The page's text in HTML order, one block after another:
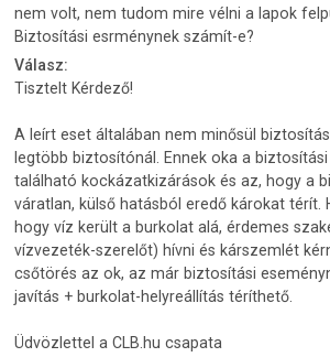
nem volt, nem tudom mire vélni a lapok
Biztosítási esrménynek számít-e?
Válasz:
Tisztelt Kérdező!
A leírt eset általában nem minősül
legtöbb biztosítónál. Ennek oka a
található kockázatkizárások és az, hogy a
váratlan, külső hatásból eredő károkat térít.
hogy víz került a burkolat alá, érdemes
vízvezeték-szerelőt) hívni és kárszemlét
csőtörés az ok, az már biztosítási
javítás + burkolat-helyreállítás téríthető.
Üdvözlettel a CLB.hu csapata